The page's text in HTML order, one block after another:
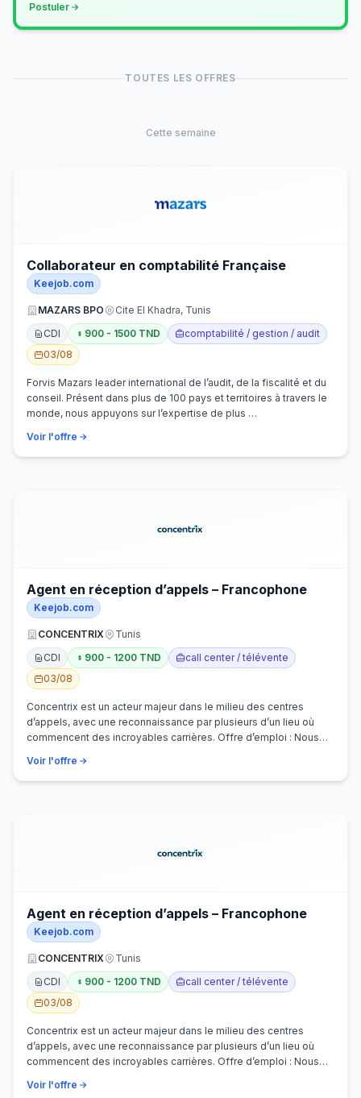
Postuler
TOUTES LES OFFRES
Cette semaine
Collaborateur en comptabilité Française
Keejob.com
MAZARS BPO
Cite El Khadra, Tunis
CDI
900 - 1500 TND
comptabilité / gestion / audit
03/08
Forvis Mazars leader international de l’audit, de la fiscalité et du
conseil. Présent dans plus de 100 pays et territoires à travers le
monde, nous appuyons sur l’expertise de plus …
Voir l'offre
Agent en réception d’appels – Francophone
Keejob.com
CONCENTRIX
Tunis
CDI
900 - 1200 TND
call center / télévente
03/08
Concentrix est un acteur majeur dans le milieu des centres
d’appels, avec une reconnaissance par plusieurs d’un lieu où
commencent des incroyables carrières. Offre d’emploi : Nous
Voir l'offre
Agent en réception d’appels – Francophone
Keejob.com
CONCENTRIX
Tunis
CDI
900 - 1200 TND
call center / télévente
03/08
Concentrix est un acteur majeur dans le milieu des centres
d’appels, avec une reconnaissance par plusieurs d’un lieu où
commencent des incroyables carrières. Offre d’emploi : Nous
Voir l'offre